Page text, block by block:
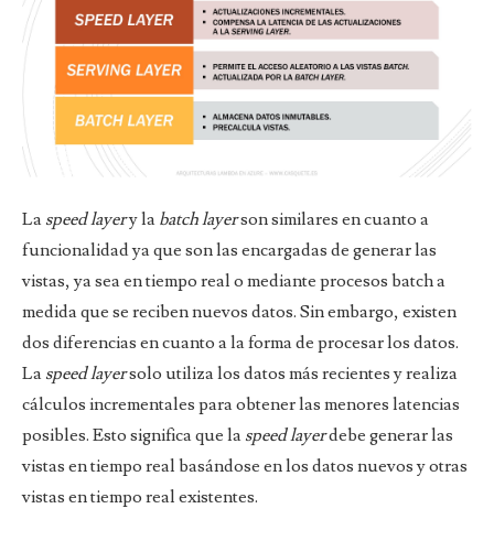
La speed layery la batch layerson similares en cuanto a
funcionalidad ya que son las encargadas de generar las
vistas, ya sea en tiempo real o mediante procesos batch a
medida que se reciben nuevos datos. Sin embargo, existen
dos diferencias en cuanto a la forma de procesar los datos.
La speed layersolo utiliza los datos más recientes y realiza
cálculos incrementales para obtener las menores latencias
posibles. Esto significa que la speed layerdebe generar las
vistas en tiempo real basándose en los datos nuevos y otras
vistas en tiempo real existentes.